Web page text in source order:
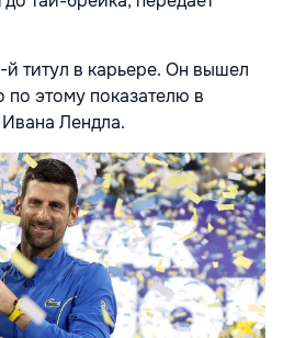
титул в карьере. Он вышел
по этому показателю в
Лендла.